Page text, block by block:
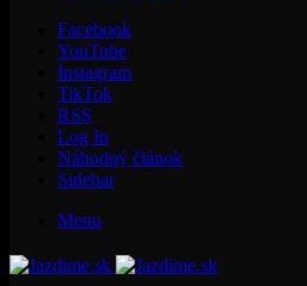
Facebook
YouTube
Instagram
TikTok
RSS
Log In
Náhodný článok
Sidebar
Menu